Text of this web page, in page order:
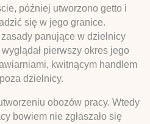
później utworzono getto i
się w jego granice.
panujące w dzielnicy
pierwszy okres jego
kwitnącym handlem
dzielnicy.
obozów pracy. Wtedy
bowiem nie zgłaszało się